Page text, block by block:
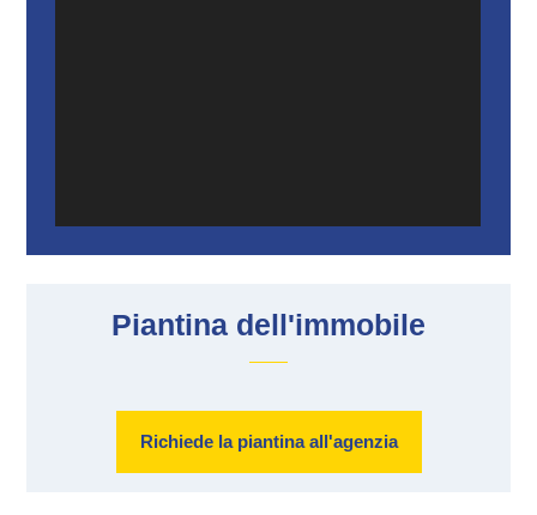
Piantina dell'immobile
Richiede la piantina all'agenzia